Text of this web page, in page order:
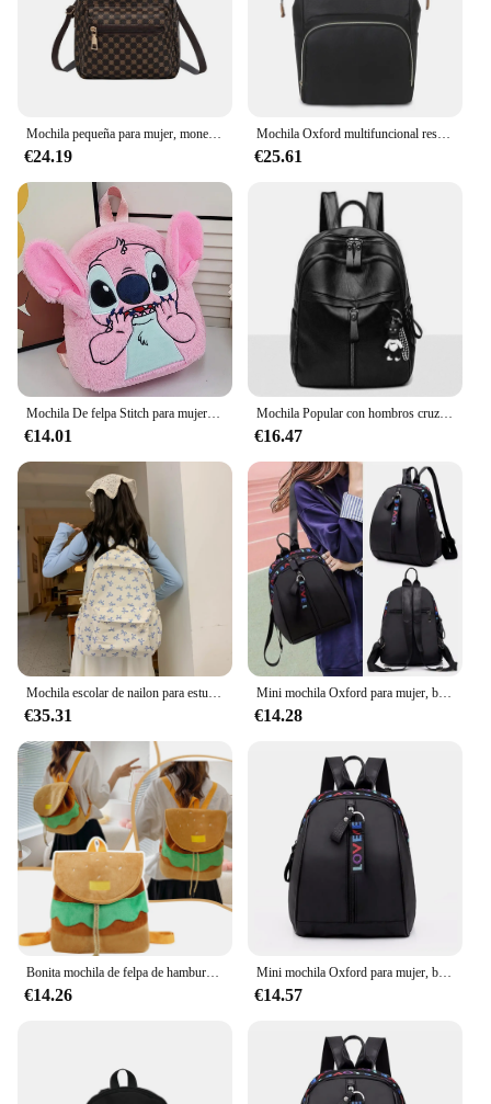
Mochila pequeña para mujer, monedero para teléfono móvil, Bolso pequeño especial, edición Mini
€24.19
Mochila Oxford multifuncional resistente al desgaste para viaje, bolso de gran capacidad con cremallera para mamá, nueva moda
€25.61
Mochila De felpa Stitch para mujer, Mini mochila 3d de dibujos animados, gran capacidad, bonita mochila escolar para niños, nueva moda
€14.01
Mochila Popular con hombros cruzados, bolso de día, mochila escolar pequeña, regalo
€16.47
Mochila escolar de nailon para estudiantes, morral escolar bonito con lazo para adolescentes, morral de viaje informal
€35.31
Mini mochila Oxford para mujer, bolso de hombro para niñas adolescentes, bolsa pequeña multifunción para teléfono femenino
€14.28
€14.26
Mini mochila Oxford para mujer, bolso de hombro para niñas adolescentes, bolsa pequeña multifunción para teléfono femenino
€14.57